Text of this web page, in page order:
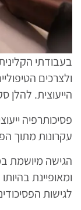
בעבודתי
ולצרכים
הייעוצית. להלן
פסיכותרפיה
עקרונות מתוך
הגישה מיושמת
ומאופיינת
לגישות